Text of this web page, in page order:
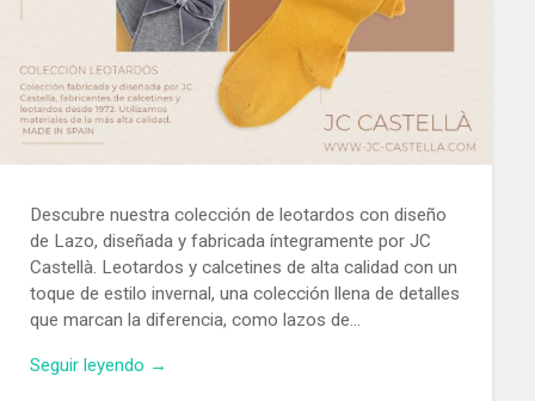
Descubre nuestra colección de leotardos con diseño
de Lazo, diseñada y fabricada íntegramente por JC
Castellà. Leotardos y calcetines de alta calidad con un
toque de estilo invernal, una colección llena de detalles
que marcan la diferencia, como lazos de…
Seguir leyendo →